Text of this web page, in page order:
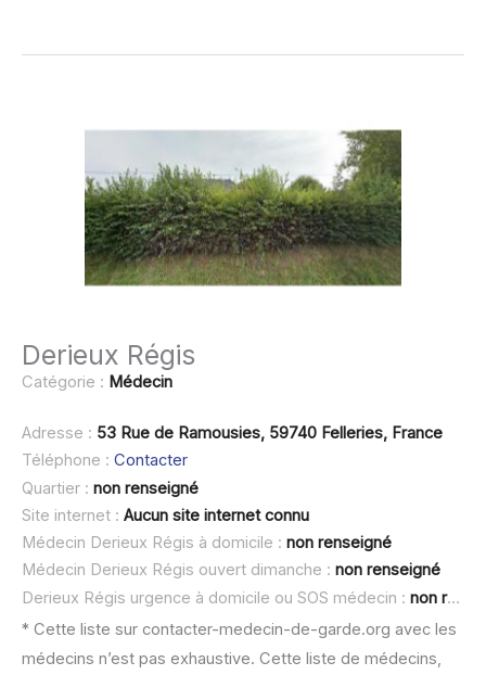
Derieux Régis
Catégorie : Médecin
Adresse : 53 Rue de Ramousies, 59740 Felleries, France
Téléphone : Contacter
Quartier : non renseigné
Site internet : Aucun site internet connu
Médecin Derieux Régis à domicile : non renseigné
Médecin Derieux Régis ouvert dimanche : non renseigné
Derieux Régis urgence à domicile ou SOS médecin : non renseigné
* Cette liste sur contacter-medecin-de-garde.org avec les
médecins n’est pas exhaustive. Cette liste de médecins,